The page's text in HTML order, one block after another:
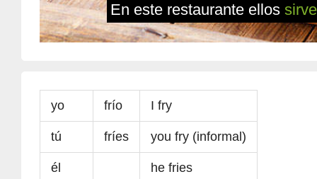
En este restaurante ellos
yo frío I fry
tú fríes you fry (informal)
él
he fries